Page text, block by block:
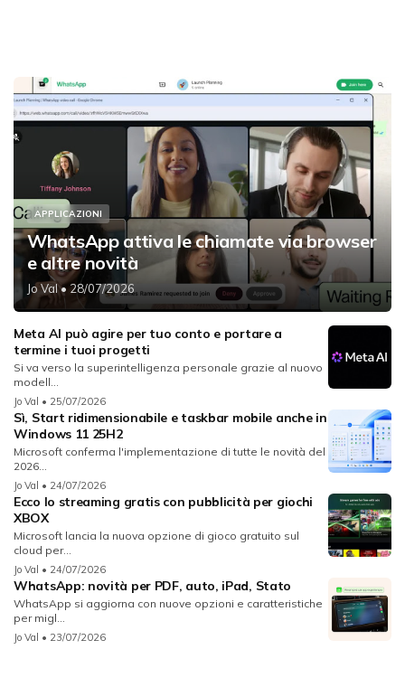
APPLICAZIONI
WhatsApp attiva le chiamate via browser
e altre novità
Jo Val• 28/07/2026
Meta AI può agire per tuo conto e portare a
termine i tuoi progetti
Si va verso la superintelligenza personale grazie al nuovo
modell...
Jo Val • 25/07/2026
Sì, Start ridimensionabile e taskbar mobile anche in
Windows 11 25H2
Microsoft conferma l'implementazione di tutte le novità del
2026...
Jo Val • 24/07/2026
Ecco lo streaming gratis con pubblicità per giochi
XBOX
Microsoft lancia la nuova opzione di gioco gratuito sul
cloud per...
Jo Val • 24/07/2026
WhatsApp: novità per PDF, auto, iPad, Stato
WhatsApp si aggiorna con nuove opzioni e caratteristiche
per migl...
Jo Val • 23/07/2026